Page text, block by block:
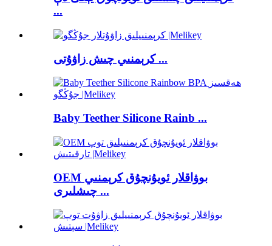
...
كرېمنىي چىش زاۋۇتى ...
Baby Teether Silicone Rainb ...
OEM بوۋاقلار ئويۇنچۇق كرېمنىي
چىشلىرى ...